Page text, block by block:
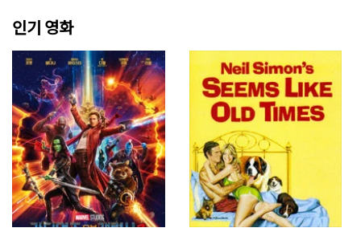
인기 영화